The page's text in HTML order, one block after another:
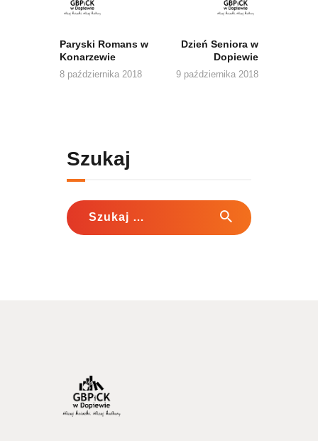
Paryski Romans w
Konarzewie
8 października 2018
Dzień Seniora w
Dopiewie
9 października 2018
Szukaj
Szukaj: